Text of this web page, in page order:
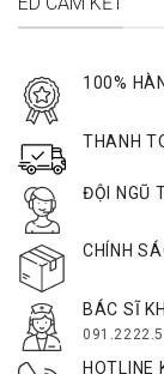
100%
THANH
ĐỘI NGŨ
CHÍNH
BÁC SĨ
HOTLINE